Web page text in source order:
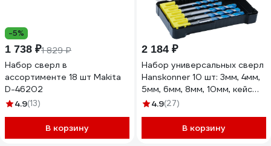
-5%
1 738 ₽1 829 ₽
Набор сверл в
ассортименте 18 шт Makita
D-46202
4.9(13)
В корзину
2 184 ₽
Набор универсальных сверл
Hanskonner 10 шт: 3мм, 4мм,
5мм, 6мм, 8мм, 10мм, кейс
H1055-08-S10
4.9(27)
В корзину